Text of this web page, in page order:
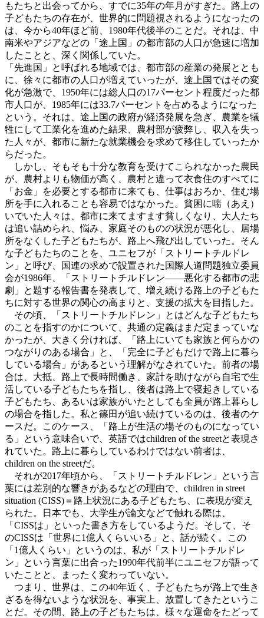
もたちと出会ってから、すでに35年の年月がすぎた。路上の
子どもたちの存在が、世界的に問題視されるようになったの
は、今から40年ほど前、1980年代後半のことだ。それは、中
南米やアジアなどの「途上国」の都市部の人口が急速に増加
したことと、深く関係していた。
「先進国」と呼ばれる地域では、都市部の産業の発展ととも
に、徐々に都市の人口が増えていったが、途上国ではその変
化が急激で、1950年には総人口の17パーセント程度だった都
市人口が、1985年には33.7パーセントを占めるようになった
という。それは、途上国の政府が経済発展を急ぎ、農業を犠
牲にして工業化を進めた結果、農村部が疲弊し、収入を失っ
た人々が、都市に新たな就業機会を求めて移住していったか
らだった。
しかし、そもそも十分な教育を受けてこられなかった農民
が、農村よりも物価が高く、農村と違って衣食住のすべてに
「お金」を必要とする都市に来ても、仕事はおろか、住む場
所を手に入れることも容易ではなかった。貧困に喘（あえ）
いでいた人々は、都市に来てますます貧しくなり、大人たち
は追い詰められ、悩み、家庭そのものの状況が悪化し、居場
所をなくした子どもたちが、路上へ飛び出していった。そん
な子どもたちのことを、ユニセフが「ストリートチルドレ
ン」と呼び、国連の求めで設置された国際人道問題独立委員
会が1986年、「ストリートチルドレン――悪化する都市の悲
劇」と題する報告書を発表して、増え続ける路上の子どもた
ちに対する世界の関心の高まりと、支援の拡大を目指した。
その頃、「ストリートチルドレン」とはどんな子どもたち
のことを指すのかについて、共通の定義はまだ定まっていな
かったが、大きく分ければ、「路上にいても家族と何らかの
つながりのある場合」と、「完全に子どもだけで路上に暮ら
している場合」があるという理解がなされていた。前者の場
合は、大抵、路上で長時間働き、家計を助けながら自宅で生
活している子どもたちを指し、後者は路上で寝起きしている
子どもたち、あるいは家族がいたとしても全員が路上暮らし
の場合を指した。私と篠田が追い続けているのは、後者のケ
ースだ。このケース、「路上が生活の場そのものになってい
る」という意味合いで、英語ではchildren of the streetと表現さ
れていた。路上に暮らしているわけではない前者は、
children on the streetだ。
それが2017年頃から、「ストリートチルドレン」という言
葉には差別的な響きがあるなどの理由で、children in street
situation (CISS)＝路上状況にある子どもたち、に表現が変え
られた。日本でも、大学生が論文などで触れる際は、
「CISSは」といった書き方をしているようだ。そして、そ
のCISSは「世界に1億人くらいいる」と、話が続く。この
「1億人くらい」というのは、私が「ストリートチルドレ
ン」という言葉に出合った1990年代前半にユニセフが語って
いたことと、まったく変わっていない。
つまり、世界は、この40年近く、子どもたちが路上で生き
ざるを得ないような状況を、事実上、放置してきたというこ
とだ。その間、路上の子どもたちは、様々な運命をたどって